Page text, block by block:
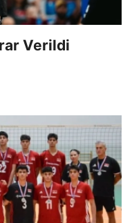
Verildi